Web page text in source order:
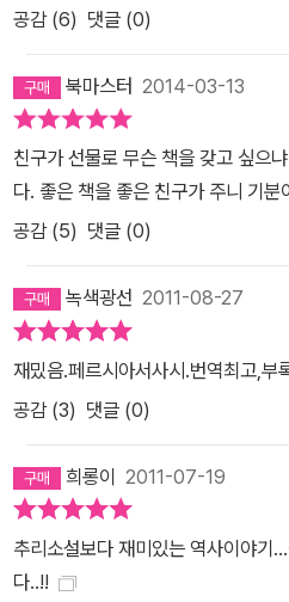
페르시아에게 패권을 빼앗긴다. 동방
이 그 모습을 드러내며, 페르시아
서술한다. 그와 동시에 그리스를 복
이소스로부터 퀴로스, 캄뷔세스, 다
으로 떠오른다. 그 사이사이 페르시
족과 나라의 소개가 나온다. 한편 서
리스 본토, 특히 아테네와 스파르타
부터, 페르시아와 그리스의 적대관계
제7~9권에서 전쟁의 역사를 다루고
의 사열, 영화<300>으로 널리 알려
시온 전투에 이어 살라미스, 플라타
빨라지고 주제에 어긋나는 설명도
가로서의 눈, 서술방식, 역사에 대한
플라타이아이 전투로 페르시아 전쟁
에도 몇 번의 교전이 벌어진다. 헤로도토스의 한계... 그의 기술을 보
공감 (6) 댓글 (0)
북마스터 2014-03-13
친구가 선물로 무슨 책을 갖고 싶으
다. 좋은 책을 좋은 친구가 주니 기분
공감 (5) 댓글 (0)
녹색광선 2011-08-27
재밌음.페르시아서사시.번역최고,부
공감 (3) 댓글 (0)
희롱이 2011-07-19
추리소설보다 재미있는 역사이야기
다..!!